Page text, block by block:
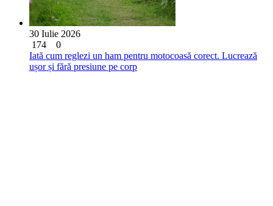
30 Iulie 2026
174
0
Iată cum reglezi un ham pentru motocoasă corect. Lucrează
ușor și fără presiune pe corp